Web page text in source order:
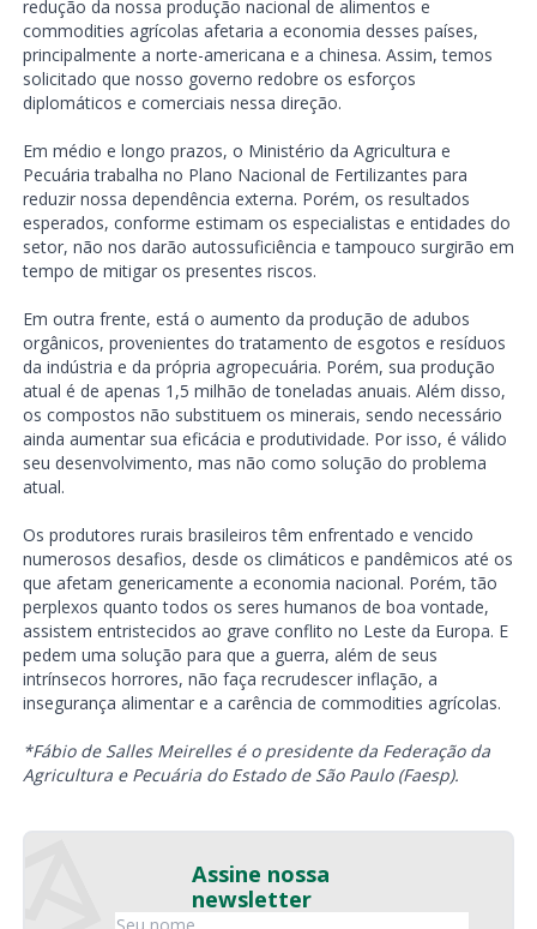
redução da nossa produção nacional de alimentos e
commodities agrícolas afetaria a economia desses países,
principalmente a norte-americana e a chinesa. Assim, temos
solicitado que nosso governo redobre os esforços
diplomáticos e comerciais nessa direção.
Em médio e longo prazos, o Ministério da Agricultura e
Pecuária trabalha no Plano Nacional de Fertilizantes para
reduzir nossa dependência externa. Porém, os resultados
esperados, conforme estimam os especialistas e entidades do
setor, não nos darão autossuficiência e tampouco surgirão em
tempo de mitigar os presentes riscos.
Em outra frente, está o aumento da produção de adubos
orgânicos, provenientes do tratamento de esgotos e resíduos
da indústria e da própria agropecuária. Porém, sua produção
atual é de apenas 1,5 milhão de toneladas anuais. Além disso,
os compostos não substituem os minerais, sendo necessário
ainda aumentar sua eficácia e produtividade. Por isso, é válido
seu desenvolvimento, mas não como solução do problema
atual.
Os produtores rurais brasileiros têm enfrentado e vencido
numerosos desafios, desde os climáticos e pandêmicos até os
que afetam genericamente a economia nacional. Porém, tão
perplexos quanto todos os seres humanos de boa vontade,
assistem entristecidos ao grave conflito no Leste da Europa. E
pedem uma solução para que a guerra, além de seus
intrínsecos horrores, não faça recrudescer inflação, a
insegurança alimentar e a carência de commodities agrícolas.
*Fábio de Salles Meirelles é o presidente da Federação da
Agricultura e Pecuária do Estado de São Paulo (Faesp).
Assine nossa
newsletter